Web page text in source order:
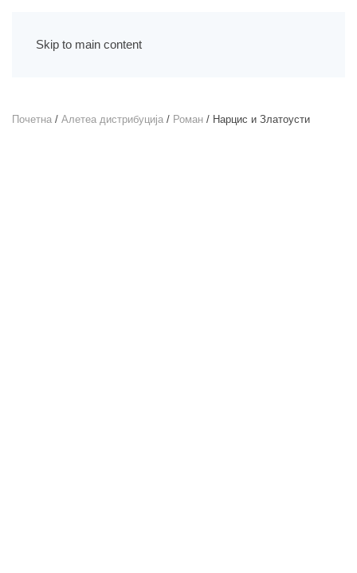
Skip to main content
Почетна / Алетеа дистрибуција / Роман / Нарцис и Златоусти